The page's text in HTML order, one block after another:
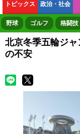
トピックス 政治・社会
ボートレース 競輪
野球 ゴルフ 格闘技
北京冬季五輪ジ
の不安